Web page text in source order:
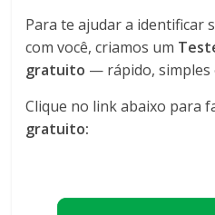
Para te ajudar a identificar
com você, criamos um
gratuito — rápido, simples
Clique no link abaixo para
gratuito: